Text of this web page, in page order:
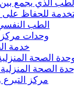
الذي يجمع
للحفاظ على
الطب
وحدات مركز
خدمة
الصحة المنزلية
الصحة
مركز